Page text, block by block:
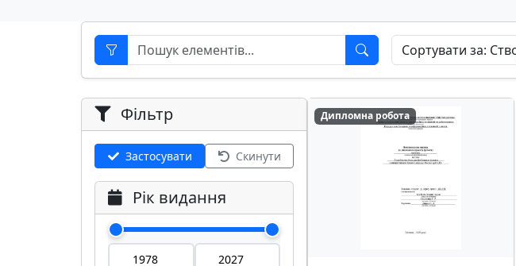
Фільтр
Застосувати Скинути
Рік видання
Дипломна робота